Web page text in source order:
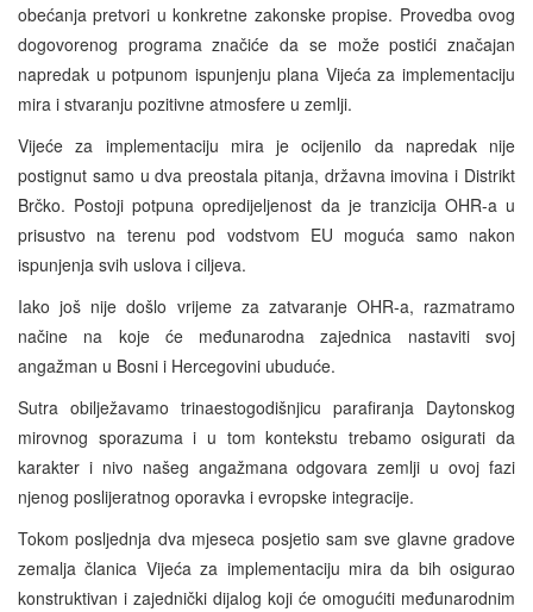
obećanja pretvori u konkretne zakonske propise. Provedba ovog
dogovorenog programa značiće da se može postići značajan
napredak u potpunom ispunjenju plana Vijeća za implementaciju
mira i stvaranju pozitivne atmosfere u zemlji.
Vijeće za implementaciju mira je ocijenilo da napredak nije
postignut samo u dva preostala pitanja, državna imovina i Distrikt
Brčko. Postoji potpuna opredijeljenost da je tranzicija OHR-a u
prisustvo na terenu pod vodstvom EU moguća samo nakon
ispunjenja svih uslova i ciljeva.
Iako još nije došlo vrijeme za zatvaranje OHR-a, razmatramo
načine na koje će međunarodna zajednica nastaviti svoj
angažman u Bosni i Hercegovini ubuduće.
Sutra obilježavamo trinaestogodišnjicu parafiranja Daytonskog
mirovnog sporazuma i u tom kontekstu trebamo osigurati da
karakter i nivo našeg angažmana odgovara zemlji u ovoj fazi
njenog poslijeratnog oporavka i evropske integracije.
Tokom posljednja dva mjeseca posjetio sam sve glavne gradove
zemalja članica Vijeća za implementaciju mira da bih osigurao
konstruktivan i zajednički dijalog koji će omogućiti međunarodnim